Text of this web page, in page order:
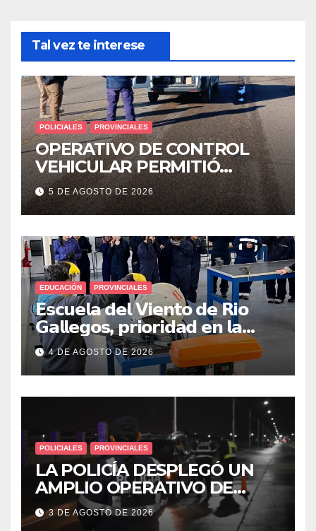
Tal vez te interese
POLICIALES PROVINCIALES
OPERATIVO DE CONTROL
VEHICULAR PERMITIÓ
LOCALIZAR A UN HOMBRE
CON PEDIDO DE PARADERO
5 DE AGOSTO DE 2026
EDUCACIÓN PROVINCIALES
𝗘𝘀𝗰𝘂𝗲𝗹𝗮 𝗱𝗲𝗹 𝗩𝗶𝗲𝗻𝘁𝗼 𝗱𝗲 𝗥𝗶𝗼
𝗚𝗮𝗹𝗹𝗲𝗴𝗼𝘀, 𝗽𝗿𝗶𝗼𝗿𝗶𝗱𝗮𝗱 𝗲𝗻 𝗹𝗮
𝘀𝗲𝗴𝘂𝗿𝗶𝗱𝗮𝗱: 𝗖𝗹𝗮𝘃𝗲 𝗲𝗻 𝗲𝗹 𝗶𝗻𝗶𝗰𝗶𝗼
𝗱𝗲 𝗹𝗼𝘀 𝘁𝗮𝗹𝗹𝗲𝗿𝗲𝘀 𝗶𝗻𝗱𝘂𝘀𝘁𝗿𝗶𝗮𝗹𝗲𝘀
4 DE AGOSTO DE 2026
POLICIALES PROVINCIALES
LA POLICÍA DESPLEGÓ UN
AMPLIO OPERATIVO DE
PREVENCIÓN Y CONTROLES
EN TODA LA CIUDAD
3 DE AGOSTO DE 2026